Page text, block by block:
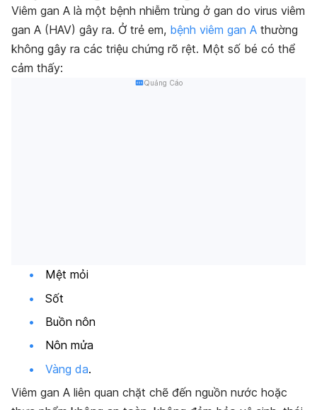
Viêm gan A là một bệnh nhiễm trùng ở gan do virus viêm
gan A (HAV) gây ra. Ở trẻ em, bệnh viêm gan A thường
không gây ra các triệu chứng rõ rệt. Một số bé có thể
cảm thấy:
Quảng Cáo
Mệt mỏi
Sốt
Buồn nôn
Nôn mửa
Vàng da.
Viêm gan A liên quan chặt chẽ đến nguồn nước hoặc